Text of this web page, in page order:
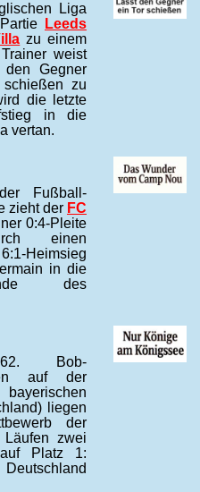
Liga
Leeds
zu einem
weist
Gegner
schießen zu
die letzte
in die
vertan.
Fußball-
zieht der FC
0:4-Pleite
einen
Heimsieg
in die
des
Bob-
auf der
liegen
der
Läufen zwei
auf Platz 1: